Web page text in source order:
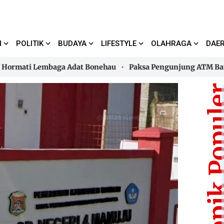
POLITIK BUDAYA LIFESTYLE OLAHRAGA
Lembaga Adat Bonehau Paksa Pengunjung ATM Bayar
Lembaga Adat Bonehau Paksa Pengunjung ATM Bayar